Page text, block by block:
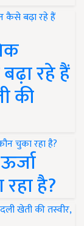
रहे हैं
की
है?